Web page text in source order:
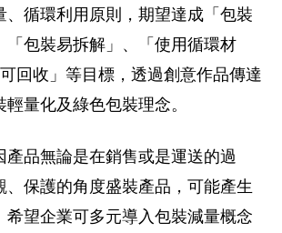
、循環利用原則，期望達成「包裝
「包裝易拆解」、「使用循環材
回收」等目標，透過創意作品傳達
量化及綠色包裝理念。
產品無論是在銷售或是運送的過
、保護的角度盛裝產品，可能產生
希望企業可多元導入包裝減量概念